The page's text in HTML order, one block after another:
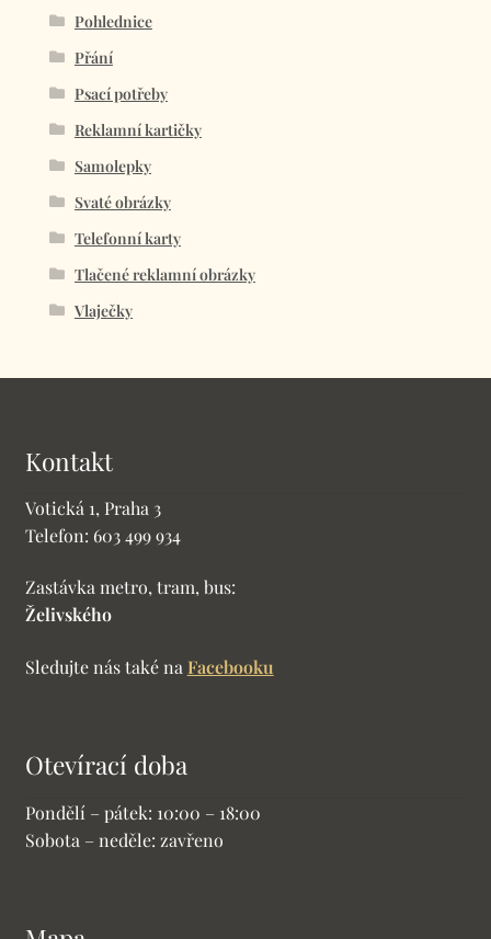
Pohlednice
Přání
Psací potřeby
Reklamní kartičky
Samolepky
Svaté obrázky
Telefonní karty
Tlačené reklamní obrázky
Vlaječky
Kontakt
Votická 1, Praha 3
Telefon: 603 499 934
Zastávka metro, tram, bus:
Želivského
Sledujte nás také na Facebooku
Otevírací doba
Pondělí – pátek: 10:00 – 18:00
Sobota – neděle: zavřeno